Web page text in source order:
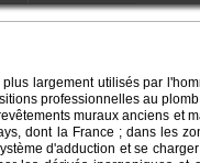
largement utilisés par
professionnelles au
muraux anciens et
dont la France ; dans les
d'adduction et se